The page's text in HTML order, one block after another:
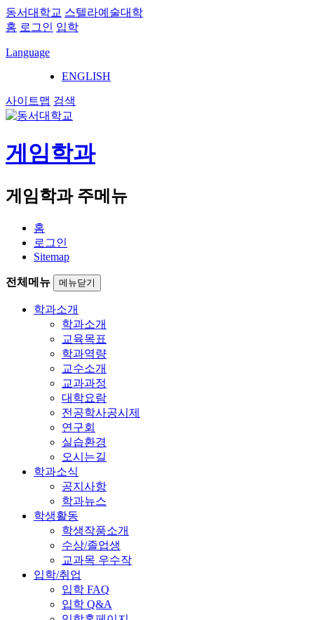
동서대학교 스텔라예술대학
홈 로그인 입학
Language
ENGLISH
사이트맵 검색
게임학과
게임학과 주메뉴
홈
로그인
Sitemap
전체메뉴 메뉴닫기
학과소개
학과소개
교육목표
학과역량
교수소개
교과과정
대학요람
전공학사공시제
연구회
실습환경
오시는길
학과소식
공지사항
학과뉴스
학생활동
학생작품소개
수상/졸업생
교과목 우수작
입학/취업
입학 FAQ
입학 Q&A